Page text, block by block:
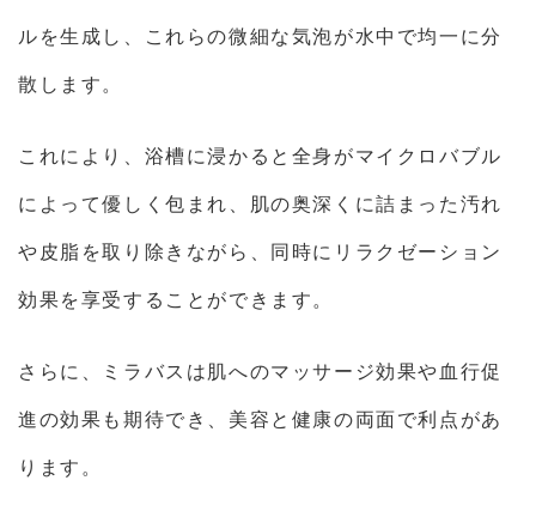
ルを生成し、これらの微細な気泡が水中で均一に分
散します。
これにより、浴槽に浸かると全身がマイクロバブル
によって優しく包まれ、肌の奥深くに詰まった汚れ
や皮脂を取り除きながら、同時にリラクゼーション
効果を享受することができます。
さらに、ミラバスは肌へのマッサージ効果や血行促
進の効果も期待でき、美容と健康の両面で利点があ
ります。